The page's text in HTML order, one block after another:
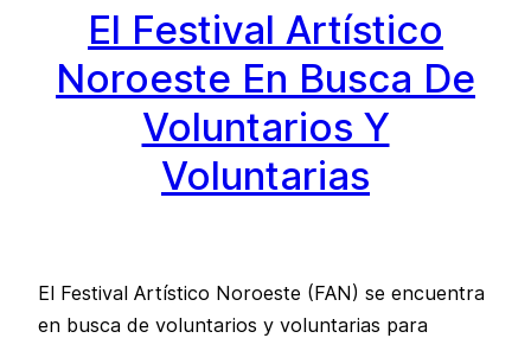
El Festival Artístico
Noroeste En Busca De
Voluntarios Y
Voluntarias
El Festival Artístico Noroeste (FAN) se encuentra
en busca de voluntarios y voluntarias para